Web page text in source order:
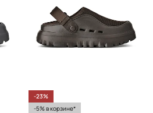
-23%
-5% в корзине*